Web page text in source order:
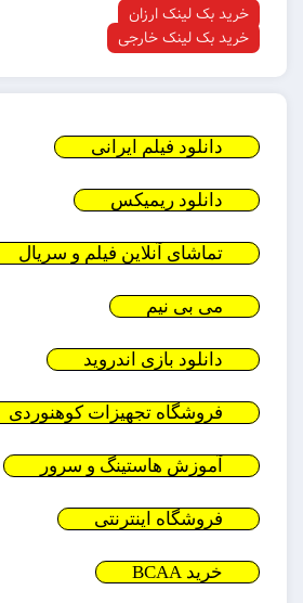
خرید بک لینک ارزان
خرید بک لینک خارجی
دانلود فیلم ایرانی
دانلود ریمیکس
تماشای آنلاین فیلم و سریال
می بی نیم
دانلود بازی اندروید
فروشگاه تجهیزات کوهنوردی
آموزش هاستینگ و سرور
فروشگاه اینترنتی
خرید BCAA